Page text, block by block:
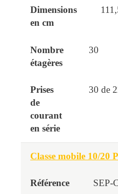
30
30 de
Classe mobile 10/20
SEP-